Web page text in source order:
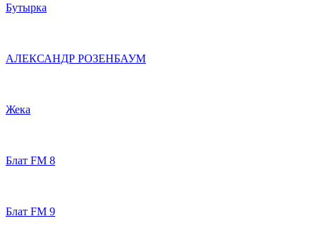
Бутырка
АЛЕКСАНДР РОЗЕНБАУМ
Жека
Блат FM 8
Блат FM 9